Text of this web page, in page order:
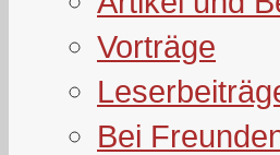
Vorträge
Bei